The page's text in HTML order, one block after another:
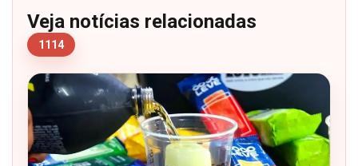
Veja notícias relacionadas
1114